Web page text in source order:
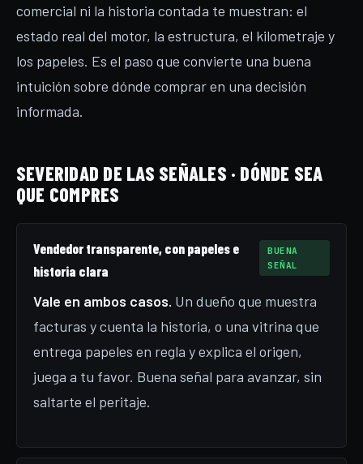
comercial ni la historia contada te muestran: el
estado real del motor, la estructura, el kilometraje y
los papeles. Es el paso que convierte una buena
intuición sobre dónde comprar en una decisión
informada.
SEVERIDAD DE LAS SEÑALES · DÓNDE SEA
QUE COMPRES
Vendedor transparente, con papeles e
historia clara
BUENA
SEÑAL
Vale en ambos casos. Un dueño que muestra
facturas y cuenta la historia, o una vitrina que
entrega papeles en regla y explica el origen,
juega a tu favor. Buena señal para avanzar, sin
saltarte el peritaje.